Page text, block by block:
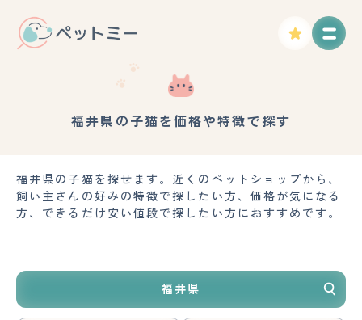
福井県の子猫を価格や特徴で探す
福井県の子猫を探せます。近くのペットショップから、
飼い主さんの好みの特徴で探したい方、価格が気になる
方、できるだけ安い値段で探したい方におすすめです。
福井県